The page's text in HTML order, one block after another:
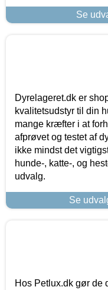
Se
Dyrelageret.dk er
kvalitetsudstyr til din
mange kræfter i at
afprøvet og testet af
ikke mindst det
hunde-, katte-, og
udvalg.
Se
Hos Petlux.dk gør de